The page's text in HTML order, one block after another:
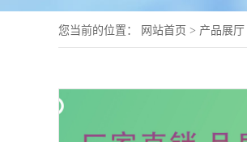
您当前的位置： 网站首页 > 产品展厅